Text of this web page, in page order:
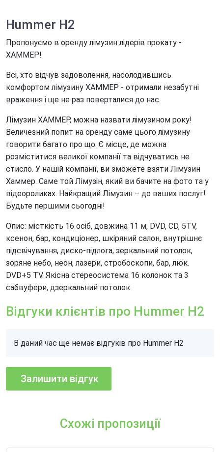
Hummer H2
Пропонуємо в оренду лімузин лідерів прокату -
ХАММЕР!
Всі, хто відчув задоволення, насолодившись
комфортом лімузину ХАММЕР - отримали незабутні
враження і ще не раз поверталися до нас.
Лімузин ХАММЕР, можна назвати лімузином року!
Величезний попит на оренду саме цього лімузину
говорити багато про що. Є місце, де можна
розміститися великої компанії та відчуватись не
стисло. У нашій компанії, ви зможете взяти Лімузин
Хаммер. Саме той Лімузін, який ви бачите на фото та у
відеороликах. Найкращий Лімузин – до ваших послуг!
Будьте першими сьогодні!
Опис: місткість 16 осіб, довжина 11 м, DVD, CD, 5TV,
ксенон, бар, кондиціонер, шкіряний салон, внутрішнє
підсвічування, диско-підлога, зеркальний потолок,
зоряне небо, неон, лазери, стробоскопи, бар, люк.
DVD+5 TV. Якісна стереосистема 16 колонок та 3
сабвуфери, дзеркальний потолок
Відгуки клієнтів про Hummer H2
В даний час ще немає відгуків про Hummer H2
Схожі пропозиції